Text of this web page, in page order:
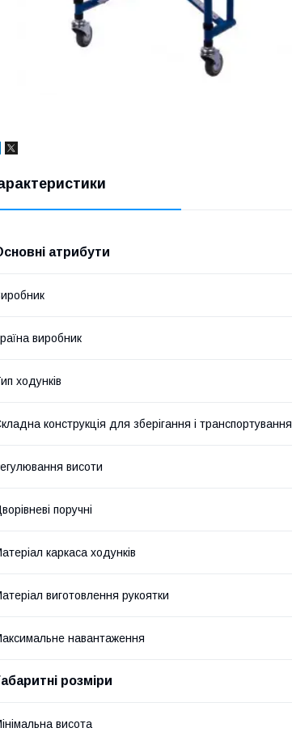
атрибути
виробник
ходунків
конструкція для зберігання і транспортування
висоти
поручні
каркаса ходунків
виготовлення рукоятки
навантаження
розміри
висота